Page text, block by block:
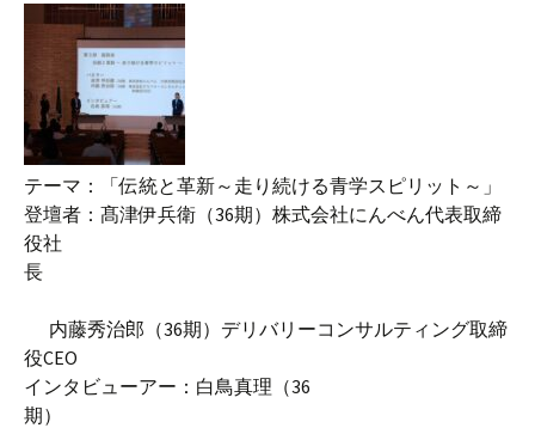
テーマ：「伝統と革新～走り続ける青学スピリット～」
登壇者：髙津伊兵衛（36期）株式会社にんべん代表取締
役社
長
内藤秀治郎（36期）デリバリーコンサルティング取締
役CEO
インタビューアー：白鳥真理（36
期）